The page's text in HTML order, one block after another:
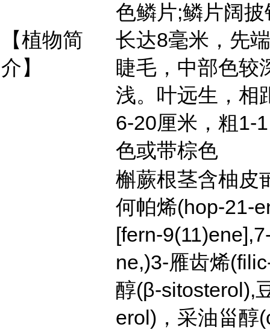
【植物简
介】
色鳞片;鳞片阔
长达8毫米，先
睫毛，中部色较
浅。叶远生，相
6-20厘米，粗1-
色或带棕色
槲蕨根茎含柚皮
何帕烯(hop-21-
[fern-
ne,)3-雁齿烯
醇(β-sitosterol),
erol)，采油甾醇